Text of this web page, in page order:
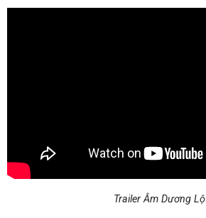
Trailer Âm Dương Lộ